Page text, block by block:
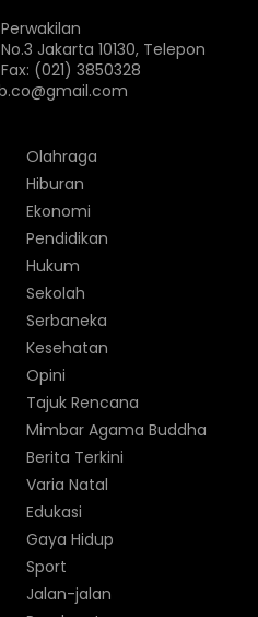
Jakarta 10130, Telepon
(021) 3850328
Olahraga
Hiburan
Ekonomi
Pendidikan
Hukum
Sekolah
Serbaneka
Kesehatan
Opini
Tajuk Rencana
Mimbar Agama Buddha
Berita Terkini
Varia Natal
Edukasi
Gaya Hidup
Sport
Jalan-jalan